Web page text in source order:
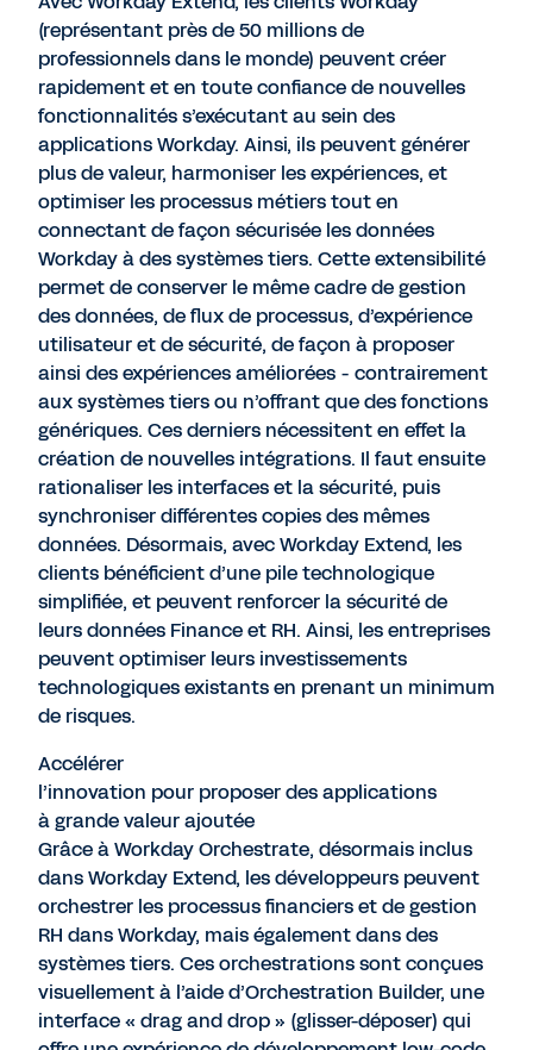
(représentant près de 50 millions de
professionnels dans le monde) peuvent créer
rapidement et en toute confiance de nouvelles
fonctionnalités s’exécutant au sein des
applications Workday. Ainsi, ils peuvent générer
plus de valeur, harmoniser les expériences, et
optimiser les processus métiers tout en
connectant de façon sécurisée les données
Workday à des systèmes tiers. Cette extensibilité
permet de conserver le même cadre de gestion
des données, de flux de processus, d’expérience
utilisateur et de sécurité, de façon à proposer
ainsi des expériences améliorées - contrairement
aux systèmes tiers ou n’offrant que des fonctions
génériques. Ces derniers nécessitent en effet la
création de nouvelles intégrations. Il faut ensuite
rationaliser les interfaces et la sécurité, puis
synchroniser différentes copies des mêmes
données. Désormais, avec Workday Extend, les
clients bénéficient d’une pile technologique
simplifiée, et peuvent renforcer la sécurité de
leurs données Finance et RH. Ainsi, les entreprises
peuvent optimiser leurs investissements
technologiques existants en prenant un minimum
de risques.
Accélérer
l’innovation pour proposer des applications
à grande valeur ajoutée
Grâce à Workday Orchestrate, désormais inclus
dans Workday Extend, les développeurs peuvent
orchestrer les processus financiers et de gestion
RH dans Workday, mais également dans des
systèmes tiers. Ces orchestrations sont conçues
visuellement à l’aide d’Orchestration Builder, une
interface « drag and drop » (glisser-déposer) qui